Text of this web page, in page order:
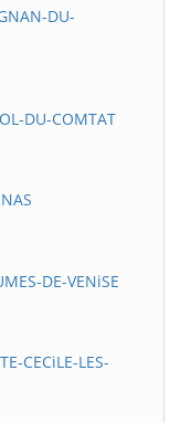
DU-
DU-COMTAT
DE-VENiSE
CECiLE-LES-